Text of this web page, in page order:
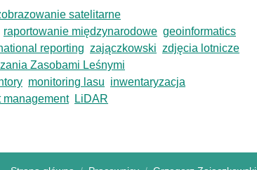
satelitarne
raportowanie międzynarodowe geoinformatics
reporting zajączkowski zdjęcia lotnicze
Zasobami Leśnymi
monitoring lasu inwentaryzacja
management LiDAR